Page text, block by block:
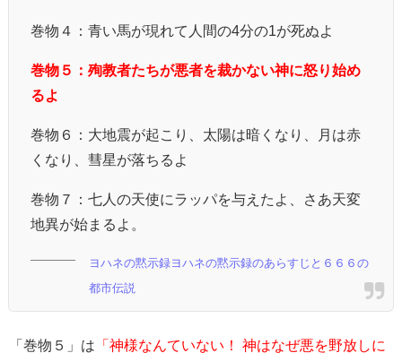
巻物４：青い馬が現れて人間の4分の1が死ぬよ
巻物５：殉教者たちが悪者を裁かない神に怒り始め
るよ
巻物６：大地震が起こり、太陽は暗くなり、月は赤
くなり、彗星が落ちるよ
巻物７：七人の天使にラッパを与えたよ、さあ天変
地異が始まるよ。
ヨハネの黙示録ヨハネの黙示録のあらすじと６６６の
都市伝説
「巻物５」は 「神様なんていない！ 神はなぜ悪を野放しに